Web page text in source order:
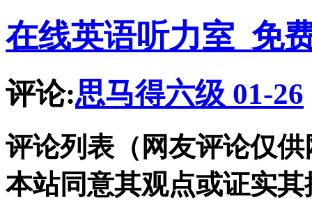
在线英语听力室_免
评论:思马得六级 01-26
评论列表（网友评论仅
本站同意其观点或证实其